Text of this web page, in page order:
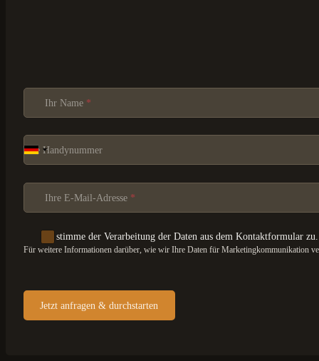
Section
Ihr Name *
Ihre Handynummer
Ihre E-Mail-Adresse *
Ich stimme der Verarbeitung der Daten aus dem Kontaktformular zu.
Für weitere Informationen darüber, wie wir Ihre Daten für Marketingkommunikation
Jetzt anfragen & durchstarten